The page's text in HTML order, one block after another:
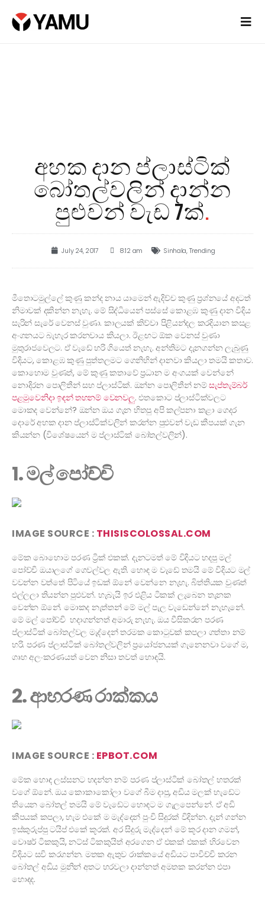
අහක දාන ප්ලාස්ටික්
බෝතල්වලින් දාන්න
පුළුවන් වැඩ 7ක්.
July 24, 2017 8:12 am Sinhala,Trending
මීතොටමුල්ලේ කුණු කන්ද නාය යාමෙන් ඇදිච්ච කුණු ප්‍රශ්නයේ අදටත්
නිමාවක් දකින්න නැහැ. මේ සිද්ධියෙන් පස්සේ කොළඹ කුණු දාන විදිය
සැරින් සැරේ වෙනස් වුණා. කාලයක් කිව්වා පිළියන්දල කරදියාන කසළ
අංගනයට බැහැර කරනවාය කියලා. ඊළඟට ඕක වෙනස් වුණා
මුතුරාජවෙලට. ඒ වැඩේ හරි ගියෙත් නැහැ. අන්තිමට දැනගන්න ලැබුණු
විදියට, කොළඹ කුණු පුත්තලමට ගෙනිහින් දානවා කියලා තමයි කතාව.
කොහොම වුණත්, මේ කුණු කතාවේ ප්‍රධාන ම අංගයක් වෙන්නේ
නොදිරන පොලිතීන් සහ ප්ලාස්ටික්. ඔන්න පොලිතීන් නම්සැප්තැම්බර්
පළමුවෙනිදා ඉඳන් තහනම් වෙනවලු. එතකොට ප්ලාස්ටික්වලට
මොකද වෙන්නේ? ඔන්න ඔය ගැන හිතපු අපි කල්පනා කළා ගෙදර
දොරේ අහක දාන ප්ලාස්ටික්වලින් කරන්න පුළුවන් වැඩ කීපයක් ගැන
කියන්න (විශේෂයෙන් ම ප්ලාස්ටික් බෝතල්වලින්).
1. මල් පෝච්චි
IMAGE SOURCE : THISISCOLOSSAL.COM
මේක බොහොම පරණ ට්‍රික් එකක්. දැනටමත් මේ විදියට හදපු මල්
පෝච්චි ඔයාලගේ ගෙවල්වල ඇති. හොඳ ම වැඩේ තමයි මේ විදියට මල්
වවන්න වත්තේ පිටියේ ඉඩක් ඕනේ වෙන්නෙ නැහැ. බිත්තියක වුණත්
එල්ලලා තියන්න පුළුවන්. හැබැයි ඉර එළිය ටිකක් ලැබෙන තැනක
වෙන්න ඕනේ. මොකද නැත්තන් මේ මල් පැල වැඩෙන්නේ නැහැනේ.
මේ මල් පෝච්චි හදාගන්නත් අමාරු නැහැ. ඔය වීසිකරන පරණ
ප්ලාස්ටික් බෝතල්වල මැද්දෙන් තරමක කොටුවක් කපලා ගත්තා නම්
හරි. පරණ ප්ලාස්ටික් බෝතල්වලින් ප්‍රයෝජනයක් ගැනෙනවා වගේ ම,
ගෘහ අලංකරණයත් වෙන නිසා තවත් හොඳයි.
2. ආභරණ රාක්කය
IMAGE SOURCE : EPBOT.COM
මේක හොඳ ලස්සනට හදන්න නම් පරණ ප්ලාස්ටික් බෝතල් හතරක්
වගේ ඕනේ. ඔය කොකාකෝලා වගේ බීම දාපු, අඩිය මලක් හැඩේට
තියෙන බෝතල් තමයි මේ වැඩේට හොඳට ම ගැලපෙන්නේ. ඒ අඩි
කීපයක් කපලා, හැම එකේ ම මැද්දෙන් පුංචි සිදුරක් විදින්න. දැන් ගන්න
ඉස්කුරුප්පු ටයිප් එකේ කූරක්. අර සිදුරු මැද්දෙන් මේ කූර දාන ගමන්,
වොෂර් ටිකකුයි, නට්ස් ටිකකුයිත් අරගෙන ඒ එකක් එකක් හිරවෙන
විදියට සවි කරගන්න. මතක ඇතුව රාක්කයේ අඩියට පාවිච්චි කරන
බෝතල් අඩිය මුනින් අතට හරවලා දාන්නත් අමතක කරන්න එපා
හොඳද.